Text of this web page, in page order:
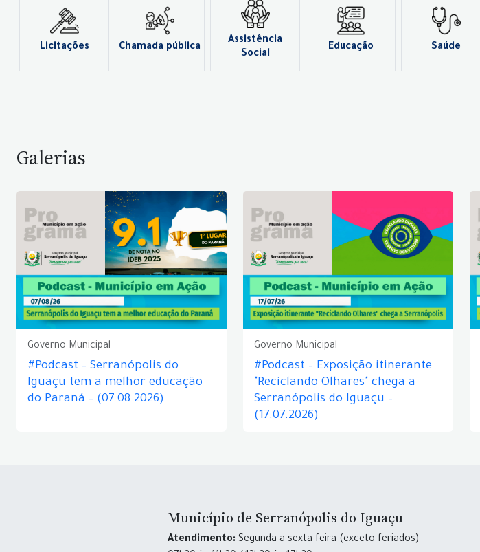
Licitações Chamada pública
Assistência
Social
Educação Saúde
Galerias
Governo Municipal
#Podcast – Serranópolis do
Iguaçu tem a melhor educação
do Paraná – (07.08.2026)
Governo Municipal
#Podcast – Exposição itinerante
"Reciclando Olhares" chega a
Serranópolis do Iguaçu –
(17.07.2026)
Município de Serranópolis do Iguaçu
Atendimento: Segunda a sexta-feira (exceto feriados)